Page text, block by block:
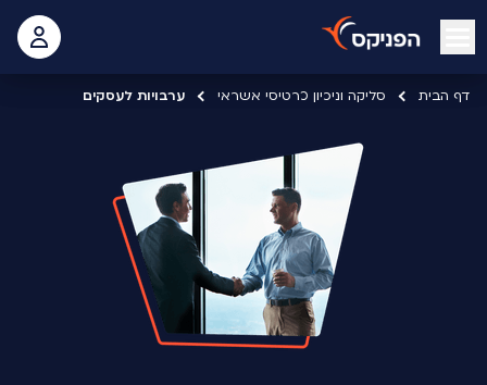
open mobile menu
דף הבית סליקה וניכיון כרטיסי אשראי ערבויות לעסקים